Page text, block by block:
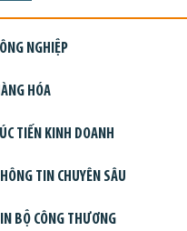
NGHIỆP
HÓA
TIẾN KINH DOANH
TIN CHUYÊN SÂU
BỘ CÔNG THƯƠNG